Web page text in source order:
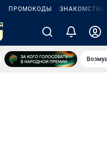
ПРОМОКОДЫ ЗНАКОМСТВА